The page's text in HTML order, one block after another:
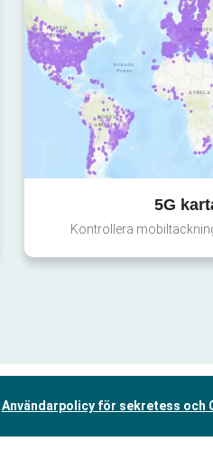
5G
Kontrollera
Användarpolicy för sekretess och